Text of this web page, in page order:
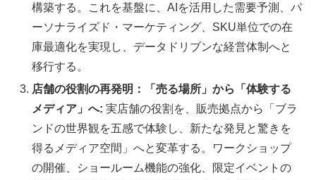
構築する。これを基盤に、AIを活用した需要予測、パ
ーソナライズド・マーケティング、SKU単位での在
庫最適化を実現し、データドリブンな経営体制へと
移行する。
店舗の役割の再発明：「売る場所」から「体験する
メディア」へ: 実店舗の役割を、販売拠点から「ブラ
ンドの世界観を五感で体験し、新たな発見と驚きを
得るメディア空間」へと変革する。ワークショップ
の開催、ショールーム機能の強化、限定イベントの